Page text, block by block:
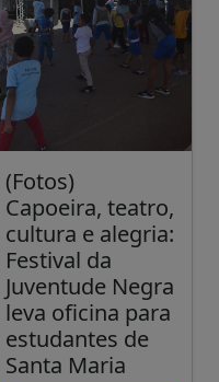
(Fotos)
Capoeira, teatro,
cultura e alegria:
Festival da
Juventude Negra
leva oficina para
estudantes de
Santa Maria